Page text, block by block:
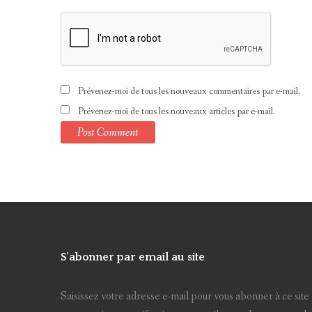
Prévenez-moi de tous les nouveaux commentaires par e-mail.
Prévenez-moi de tous les nouveaux articles par e-mail.
S'abonner par email au site
Saisissez votre adresse e-mail pour vous abonner à ce site